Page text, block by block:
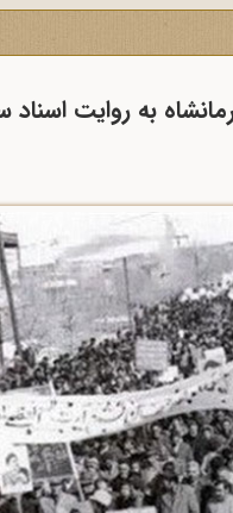
به روایت اسناد